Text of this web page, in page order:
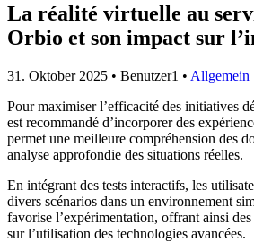
La réalité virtuelle au
Orbio et son impact sur
31. Oktober 2025 • Benutzer1 • Allgemein
Pour maximiser l’efficacité des initiatives
est recommandé d’incorporer des
permet une meilleure compréhension des
analyse approfondie des situations réelles.
En intégrant des tests interactifs, les
divers scénarios dans un environnement
favorise l’expérimentation, offrant ainsi
sur l’utilisation des technologies avancées.